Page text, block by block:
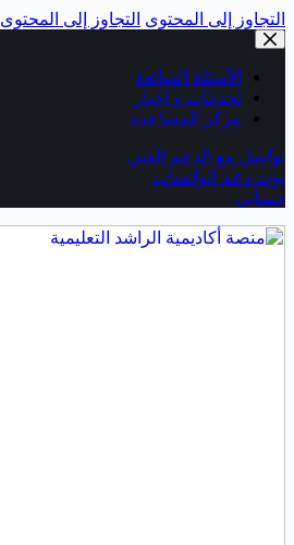
التجاوز إلى المحتوى التجاوز إلى المحتوى
الأسئلة الشائعة
تحديثات و اخبار
مركز المساعدة
تواصل مع الدعم الفني
بوت دعم الواتساب
حسابي